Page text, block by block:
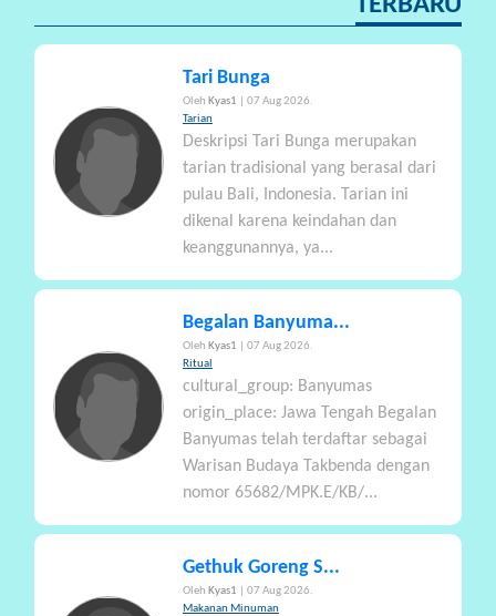
Tari Bunga
Oleh Kyas1
| 07 Aug 2026.
Tarian
Deskripsi Tari Bunga merupakan
tarian tradisional yang berasal dari
pulau Bali, Indonesia. Tarian ini
dikenal karena keindahan dan
keanggunannya, ya...
Begalan Banyuma...
Oleh Kyas1
| 07 Aug 2026.
Ritual
cultural_group: Banyumas
origin_place: Jawa Tengah Begalan
Banyumas telah terdaftar sebagai
Warisan Budaya Takbenda dengan
nomor 65682/MPK.E/KB/...
Gethuk Goreng S...
Oleh Kyas1
| 07 Aug 2026.
Makanan Minuman